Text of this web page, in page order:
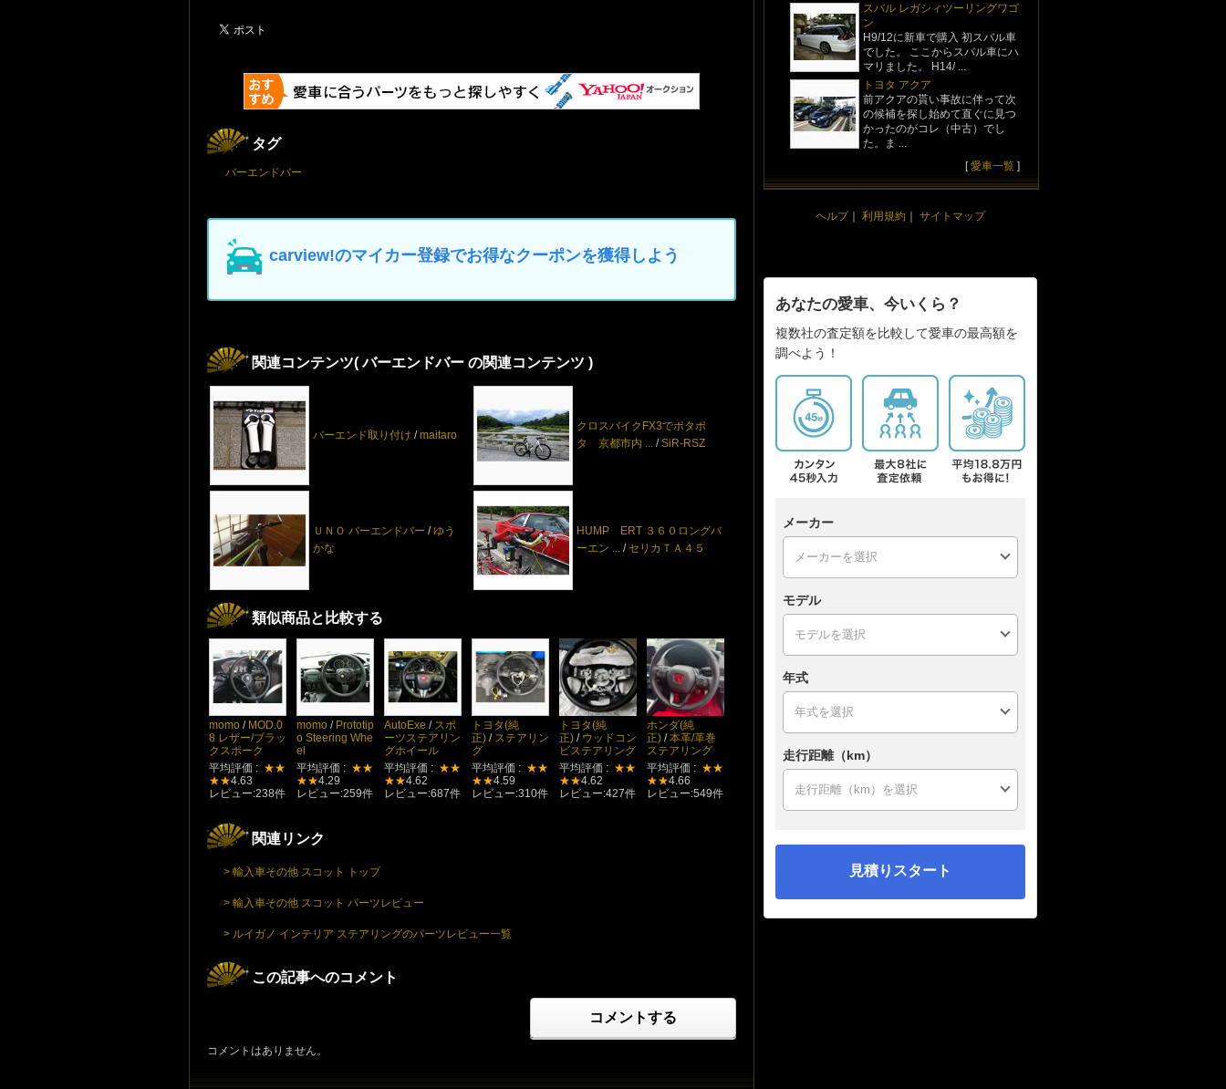
タグ
バーエンドバー
carview!のマイカー登録でお得なクーポンを獲得しよう
関連コンテンツ( バーエンドバー の関連コンテンツ )
バーエンド取り付け /maitaro
クロスバイクFX3でポタポ
タ 京都市内 ... /SiR-RSZ
ＵＮＯ バーエンドバー /ゆう
かな
HUMP ERT ３６０ロングバ
ーエン ... / セリカＴＡ４５
類似商品と比較する
momo / MOD.0
8 レザー/ブラッ
クスポーク
平均評価 : ★★
★★4.63
レビュー:238件
momo / Prototip
o Steering Whe
el
平均評価 : ★★
★★4.29
レビュー:259件
AutoExe / スポ
ーツステアリン
グホイール
平均評価 : ★★
★★4.62
レビュー:687件
トヨタ(純
正) / ステアリン
グ
平均評価 : ★★
★★4.59
レビュー:310件
トヨタ(純
正) / ウッドコン
ビステアリング
平均評価 : ★★
★★4.62
レビュー:427件
ホンダ(純
正) /本革/革巻
ステアリング
平均評価 : ★★
★★4.66
レビュー:549件
関連リンク
> 輸入車その他 スコット トップ
> 輸入車その他 スコット パーツレビュー
> ルイガノ インテリア ステアリングのパーツレビュー一覧
この記事へのコメント
コメントする
コメントはありません。
スバル レガシィツーリングワゴ
ン
H9/12に新車で購入 初スバル車
でした。 ここからスバル車にハ
マリました。 H14/ ...
トヨタ アクア
前アクアの貰い事故に伴って次
の候補を探し始めて直ぐに見つ
かったのがコレ（中古）でし
た。ま ...
[愛車一覧 ]
ヘルプ｜ 利用規約 サイトマップ
あなたの愛車、今いくら？
複数社の査定額を比較して愛車の最高額を
調べよう！
メーカー
モデル
年式
走行距離（km）
見積りスタート